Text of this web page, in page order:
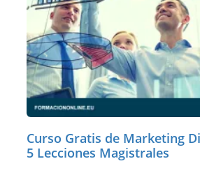
Curso Gratis de Marketing
5 Lecciones Magistrales